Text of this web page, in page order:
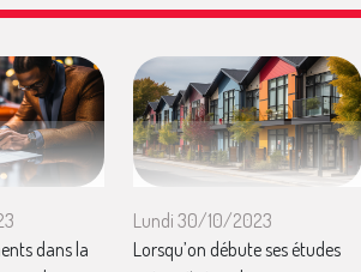
dans la
Lundi 30/10/2023
Lorsqu’on débute ses études